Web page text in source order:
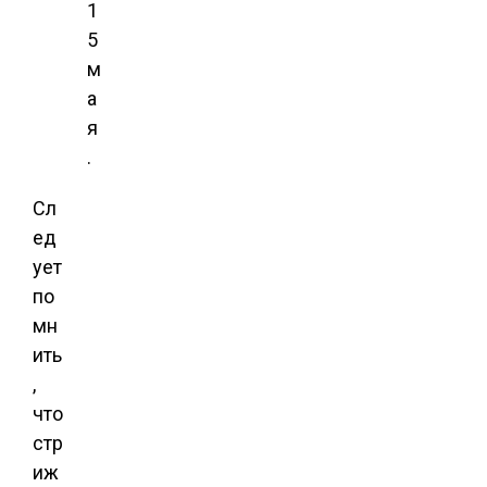
1
5
м
а
я
.
Сл
ед
ует
по
мн
ить
,
что
стр
иж